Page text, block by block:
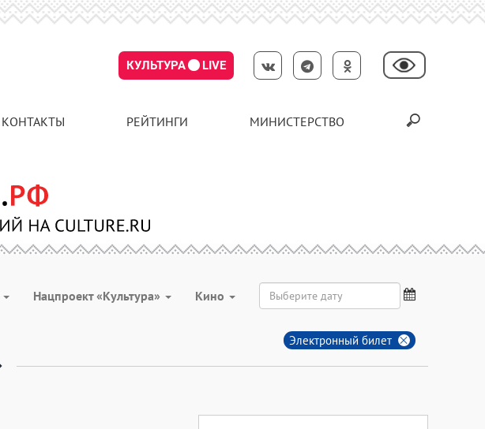
КУЛЬТУРА LIVE
КОНТАКТЫ РЕЙТИНГИ МИНИСТЕРСТВО
Нацпроект «Культура» Кино
Электронный билет